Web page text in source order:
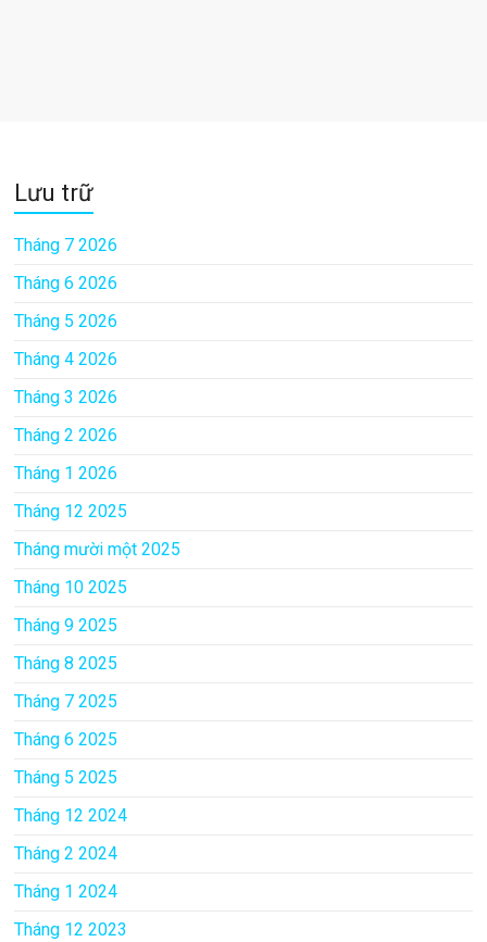
Lưu trữ
Tháng 7 2026
Tháng 6 2026
Tháng 5 2026
Tháng 4 2026
Tháng 3 2026
Tháng 2 2026
Tháng 1 2026
Tháng 12 2025
Tháng mười một 2025
Tháng 10 2025
Tháng 9 2025
Tháng 8 2025
Tháng 7 2025
Tháng 6 2025
Tháng 5 2025
Tháng 12 2024
Tháng 2 2024
Tháng 1 2024
Tháng 12 2023